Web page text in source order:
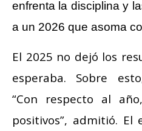
enfrenta la disciplina y
a un 2026 que asoma
El 2025 no dejó los
esperaba. Sobre
“Con respecto al
positivos”, admitió. El